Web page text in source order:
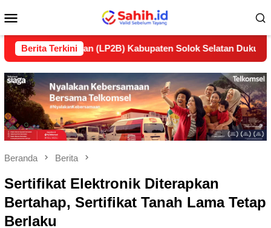
ke
Mobile
Berita Terkini
(LP2B) Kabupaten Solok Selatan Dukung Ketahanan
Beranda Berita
Sertifikat Elektronik Diterapkan
Bertahap, Sertifikat Tanah Lama Tetap
Berlaku